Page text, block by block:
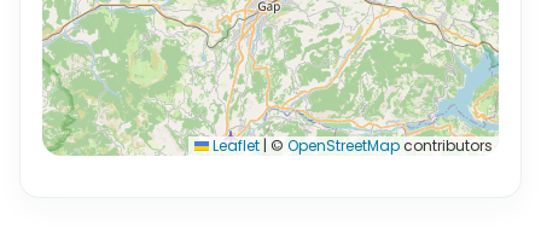
Leaflet | © OpenStreetMapcontributors